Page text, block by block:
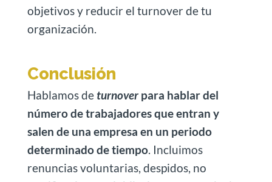
objetivos y reducir el turnover de tu
organización.
Conclusión
Hablamos deturnoverpara hablar del
número de trabajadores que entran y
salen de una empresa en un periodo
determinado de tiempo. Incluimos
renuncias voluntarias, despidos, no